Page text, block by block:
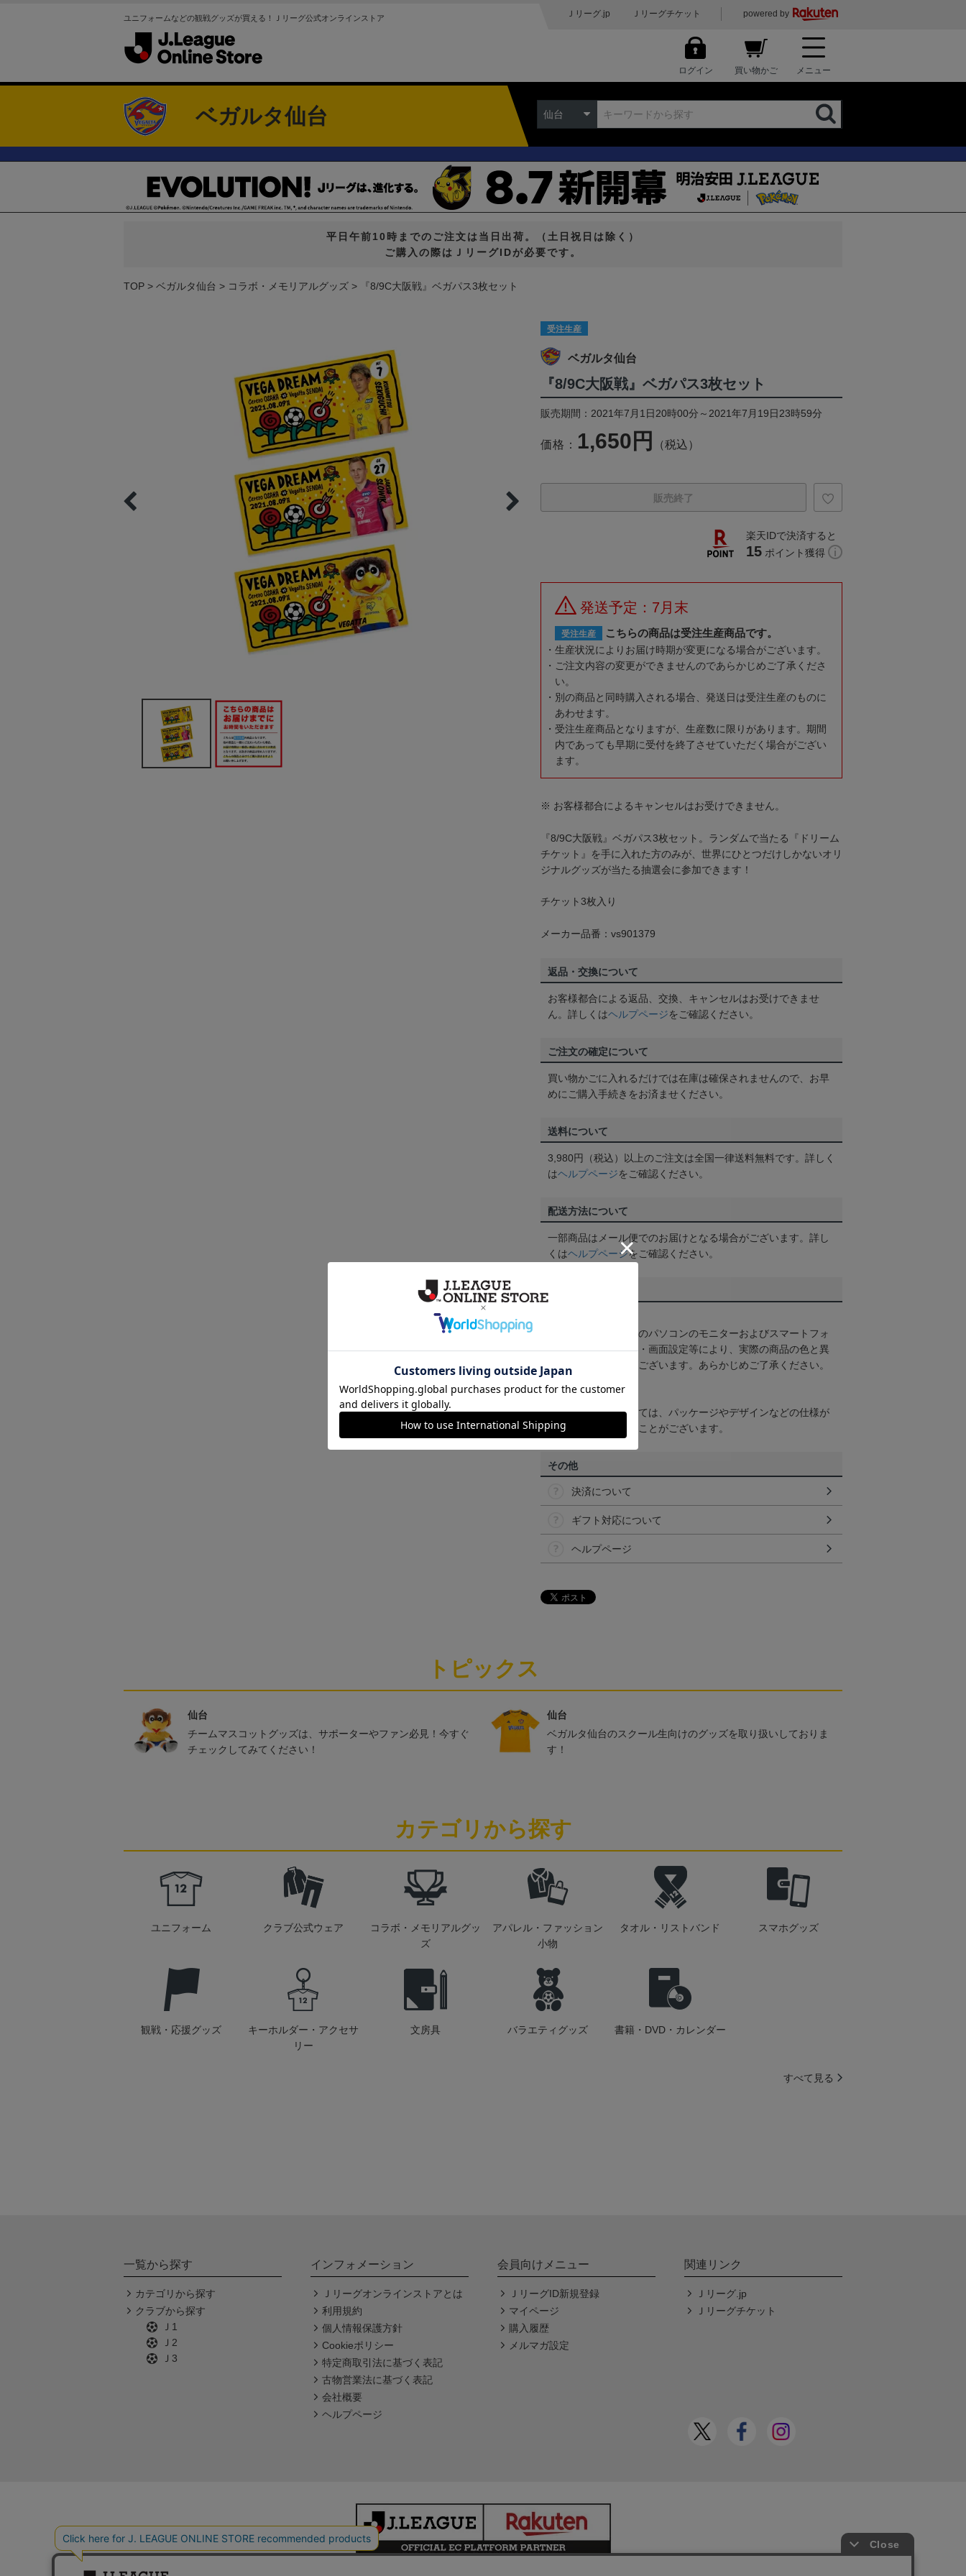
ユニフォームなどの観戦グッズが買える！Ｊリーグ公式オンラインストア Ｊリーグ.jp Ｊリーグチケット powered by
ログイン 買い物かご メニュー
ベガルタ仙台 仙台
平日午前10時までのご注文は当日出荷。（土日祝日は除く）
ご購入の際はＪリーグIDが必要です。
TOP ベガルタ仙台 コラボ・メモリアルグッズ 『8/9C大阪戦』ベガパス3枚セット
受注生産
ベガルタ仙台
『8/9C大阪戦』ベガパス3枚セット
販売期間：2021年7月1日20時00分～2021年7月19日23時59分
価格： 1,650円 （税込）
販売終了
楽天IDで決済すると
15 ポイント獲得
発送予定：7月末
受注生産 こちらの商品は受注生産商品です。
生産状況によりお届け時期が変更になる場合がございます。
ご注文内容の変更ができませんのであらかじめご了承くださ
い。
別の商品と同時購入される場合、発送日は受注生産のものに
あわせます。
受注生産商品となりますが、生産数に限りがあります。期間
内であっても早期に受付を終了させていただく場合がござい
ます。
※ お客様都合によるキャンセルはお受けできません。
『8/9C大阪戦』ベガパス3枚セット。ランダムで当たる『ドリーム
チケット』を手に入れた方のみが、世界にひとつだけしかないオリ
ジナルグッズが当たる抽選会に参加できます！
チケット3枚入り
メーカー品番：vs901379
返品・交換について
お客様都合による返品、交換、キャンセルはお受けできませ
ん。詳しくはヘルプページをご確認ください。
ご注文の確定について
買い物かごに入れるだけでは在庫は確保されませんので、お早
めにご購入手続きをお済ませください。
送料について
3,980円（税込）以上のご注文は全国一律送料無料です。詳しく
はヘルプページをご確認ください。
配送方法について
一部商品はメール便でのお届けとなる場合がございます。詳し
くはヘルプページをご確認ください。
商品について
商品画像は、お使いのパソコンのモニターおよびスマートフォ
ンのメーカー・機種・画面設定等により、実際の商品の色と異
なって見える場合がございます。あらかじめご了承ください。
【仕様について】
取り扱い商品によっては、パッケージやデザインなどの仕様が
予告なく変更になることがございます。
その他
決済について
ギフト対応について
ヘルプページ
トピックス
仙台
チームマスコットグッズは、サポーターやファン必見！今すぐ
チェックしてみてください！
仙台
ベガルタ仙台のスクール生向けのグッズを取り扱いしておりま
す！
カテゴリから探す
ユニフォーム クラブ公式ウェア
コラボ・メモリアルグッ
ズ
アパレル・ファッション
小物
タオル・リストバンド スマホグッズ
観戦・応援グッズ
キーホルダー・アクセサ
リー
文房具 バラエティグッズ 書籍・DVD・カレンダー
すべて見る
一覧から探す
カテゴリから探す
クラブから探す
Ｊ1
Ｊ2
Ｊ3
インフォメーション
Ｊリーグオンラインストアとは
利用規約
個人情報保護方針
Cookieポリシー
特定商取引法に基づく表記
古物営業法に基づく表記
会社概要
ヘルプページ
会員向けメニュー
ＪリーグID新規登録
マイページ
購入履歴
メルマガ設定
関連リンク
Ｊリーグ.jp
Ｊリーグチケット